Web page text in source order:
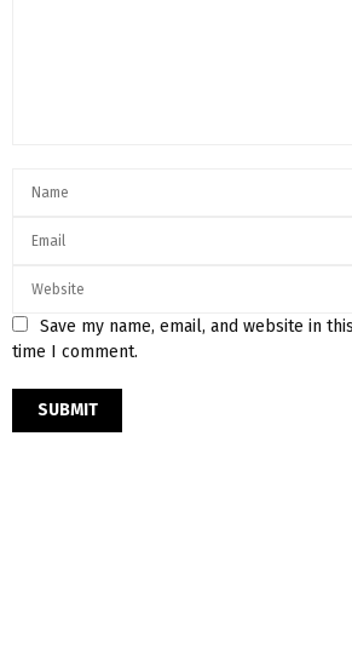
Save my name, email, and website in
time I comment.